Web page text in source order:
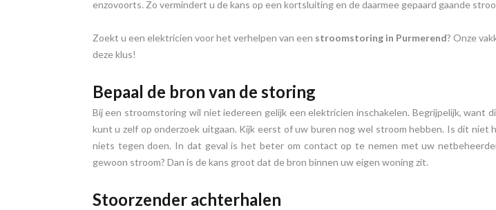
enzovoorts. Zo vermindert u de kans op een kortsluiting en de daarmee gepaard gaande
Zoekt u een elektricien voor het verhelpen van een stroomstoring in Purmerend? Onze
deze klus!
Bepaal de bron van de storing
Bij een stroomstoring wil niet iedereen gelijk een elektricien inschakelen. Begrijpelijk,
kunt u zelf op onderzoek uitgaan. Kijk eerst of uw buren nog wel stroom hebben. Is dit
niets tegen doen. In dat geval is het beter om contact op te nemen met uw
gewoon stroom? Dan is de kans groot dat de bron binnen uw eigen woning zit.
Stoorzender achterhalen